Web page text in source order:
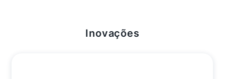
Inovações